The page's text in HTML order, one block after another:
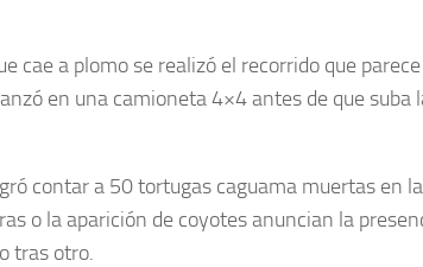
cae a plomo se realizó el recorrido que
en una camioneta 4×4 antes de que suba
contar a 50 tortugas caguama muertas en
o la aparición de coyotes anuncian la
tras otro.